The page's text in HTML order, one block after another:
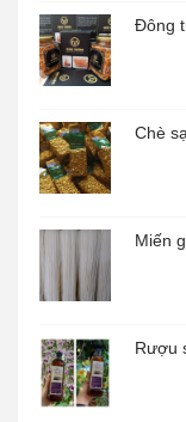
Đông
Chè
Miến
Rượu